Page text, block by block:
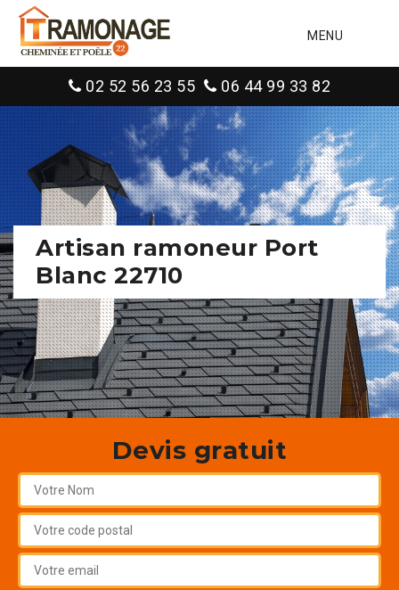
MENU
02 52 56 23 55 06 44 99 33 82
Artisan ramoneur Port
Blanc 22710
Devis gratuit